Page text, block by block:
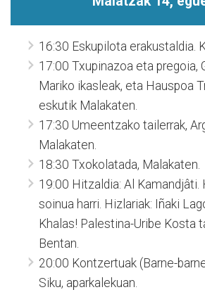
16:30 Eskupilota erakustaldia.
17:00 Txupinazoa eta pregoia,
Mariko ikasleak, eta Hauspoa
eskutik Malakaten.
17:30 Umeentzako tailerrak,
Malakaten.
18:30 Txokolatada, Malakaten.
19:00 Hitzaldia: Al Kamandjâti.
soinua harri. Hizlariak: Iñaki
Khalas! Palestina-Uribe Kosta
Bentan.
20:00 Kontzertuak (Barne-
Siku, aparkalekuan.